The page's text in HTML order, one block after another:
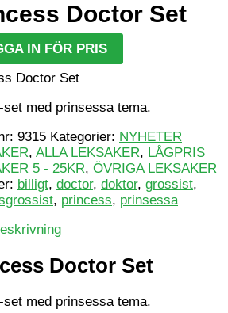
Doctor Set
IN FÖR PRIS
Doctor Set
set med prinsessa tema.
9315 Kategorier: NYHETER
, ALLA LEKSAKER, LÅGPRIS
5 - 25KR, ÖVRIGA LEKSAKER
billigt, doctor, doktor, grossist,
, princess, prinsessa
Doctor Set
set med prinsessa tema.